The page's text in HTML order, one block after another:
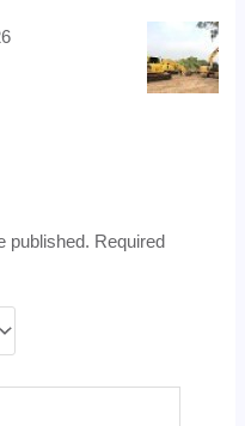
published. Required